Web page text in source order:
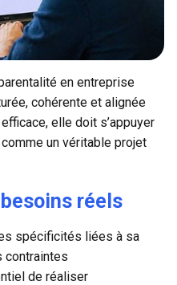
en entreprise
cohérente et alignée
elle doit s’appuyer
un véritable projet
réels
spécificités liées à sa
contraintes
de réaliser